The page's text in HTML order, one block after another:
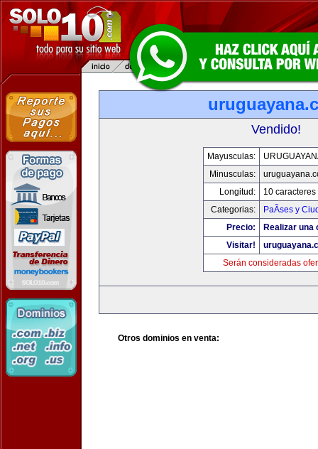
Vendido!
Mayusculas:
Minusculas:
Longitud:
10 caracteres
Categorias:
PaÃ­ses y
Precio:
Realizar una
Visitar!
Serán consideradas
Otros dominios en venta: